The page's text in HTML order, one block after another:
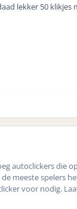
lekker 50 klikjes
autoclickers die
meeste spelers
voor nodig.